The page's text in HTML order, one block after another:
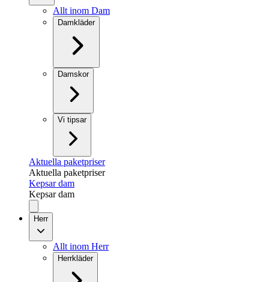
Allt inom Dam
Damkläder
Damskor
Vi tipsar
Aktuella paketpriser
Aktuella paketpriser
Kepsar dam
Kepsar dam
Herr
Allt inom Herr
Herrkläder